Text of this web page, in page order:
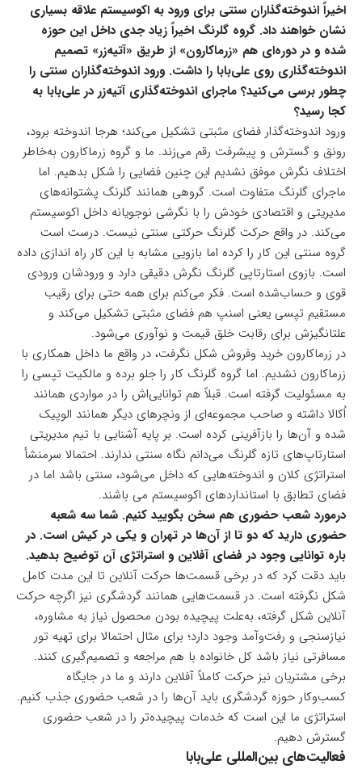
اخیراً اندوخته‌گذاران سنتی برای ورود به اکوسیستم علاقه بسیاری
نشان خواهند داد. گروه گلرنگ اخیراً‌ زیاد جدی داخل این حوزه
شده و در دوره‌ای هم «زرماکارون» از طریق «آتیه‌زر» تصمیم
اندوخته‌گذاری روی علی‌بابا را داشت. ورود اندوخته‌گذاران سنتی را
چطور برسی می‌کنید؟ ماجرای اندوخته‌گذاری آتیه‌زر در علی‌بابا به
کجا رسید؟
ورود اندوخته‌گذار فضای مثبتی تشکیل می‌کند؛ هرجا اندوخته برود،
رونق و گسترش و پیشرفت رقم می‌زند. ما و گروه زرماکارون به‌خاطر
اختلاف نگرش موفق نشدیم این چنین فضایی را شکل بدهیم. اما
ماجرای گلرنگ متفاوت است. گروهی همانند گلرنگ پشتوانه‌های
مدیریتی و اقتصادی خودش را با نگرشی نوجویانه داخل اکوسیستم
می‌کند. در واقع حرکت گلرنگ حرکتی سنتی نیست. درست است
گروه سنتی این کار را کرده اما بازویی مشابه با این کار راه اندازی داده
است. بازوی استارتاپی گلرنگ نگرش دقیقی دارد و ورودشان ورودی
قوی و حساب‌شده است. فکر می‌کنم برای همه حتی برای رقیب
مستقیم تپسی یعنی اسنپ هم فضای مثبتی تشکیل می‌کند و
علتانگیزش برای رقابت خلق قیمت و نوآوری می‌شود.
در زرماکارون خرید وفروش شکل نگرفت، در واقع ما داخل همکاری با
زرماکارون نشدیم. اما گروه گلرنگ کار را جلو برده و مالکیت تپسی را
به مسئولیت گرفته است. قبلاً هم توانایی‌اش را در مواردی همانند
اُکالا داشته و صاحب مجموعه‌ای از ونچرهای دیگر همانند الوپیک
شده و آن‌ها را بازآفرینی کرده است. بر پایه آشنایی با تیم مدیریتی
استارتاپ‌های تازه گلرنگ می‌دانم نگاه سنتی ندارند. احتمالا سرمنشأ
استراتژی کلان و اندوخته‌هایی که داخل می‌شود، سنتی باشد اما در
فضای تطابق با استانداردهای اکوسیستم می باشند.
درمورد شعب حضوری هم سخن بگویید کنیم. شما سه شعبه
حضوری دارید که دو تا از آن‌ها در تهران و یکی در کیش است. در
باره توانایی وجود در فضای آفلاین و استراتژی‌ آن توضیح بدهید.
باید دقت کرد که در برخی قسمت‌ها حرکت آنلاین تا این مدت کامل
شکل نگرفته است. در قسمت‌هایی همانند گردشگری نیز اگرچه حرکت
آنلاین شکل گرفته، به‌علت پیچیده بودن محصول نیاز به مشاوره،
نیازسنجی و رفت‌وآمد وجود دارد؛ برای مثال احتمالا برای تهیه تور
مسافرتی نیاز باشد کل خانواده با هم مراجعه و تصمیم‌گیری کنند.
برخی مشتریان نیز حرکت کاملاً آفلاین دارند و ما در جایگاه
کسب‌وکار حوزه گردشگری باید آن‌ها را در شعب حضوری جذب کنیم.
استراتژی ما این است که خدمات پیچیده‌تر را در شعب حضوری
گسترش دهیم.
فعالیت‌های بین‌المللی علی‌بابا